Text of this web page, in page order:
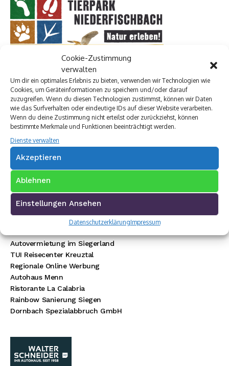
Cookie-Zustimmung
verwalten
Um dir ein optimales Erlebnis zu bieten, verwenden wir Technologien wie
Cookies, um Geräteinformationen zu speichern und/oder darauf
zuzugreifen. Wenn du diesen Technologien zustimmst, können wir Daten
wie das Surfverhalten oder eindeutige IDs auf dieser Website verarbeiten.
Wenn du deine Zustimmung nicht erteilst oder zurückziehst, können
bestimmte Merkmale und Funktionen beeinträchtigt werden.
Dienste verwalten
Akzeptieren
Ablehnen
Einstellungen Ansehen
DatenschutzerklärungImpressum
Premium Werbepartner:
VW Walter Schneider
Rechtsanwalt Baranowski
Baustoff Hoffmann
Autovermietung im Siegerland
TUI Reisecenter Kreuztal
Regionale Online Werbung
Autohaus Menn
Ristorante La Calabria
Rainbow Sanierung Siegen
Dornbach Spezialabbruch GmbH